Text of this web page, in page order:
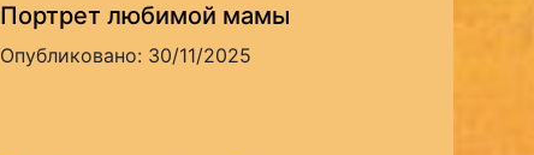
Портрет любимой мамы
Опубликовано: 30/11/2025